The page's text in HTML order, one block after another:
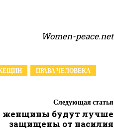
Women-peace.net
ПРАВА ЧЕЛОВЕКА
Следующая статья
женщины будут лучше
защищены от насилия